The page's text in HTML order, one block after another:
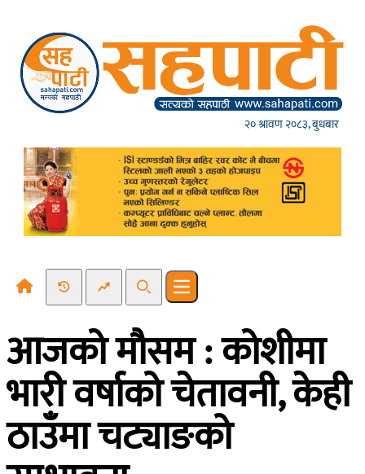
२० श्रावण २०८३, बुधबार
Recent NewsTrending News
SearchOpen main menu
आजको मौसम : कोशीमा
भारी वर्षाको चेतावनी, केही
ठाउँमा चट्याङको